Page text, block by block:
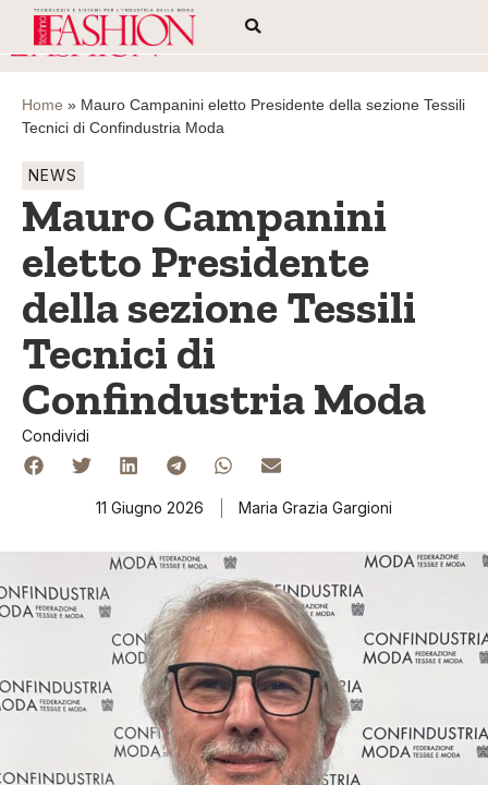
Home » Mauro Campanini eletto Presidente della sezione Tessili
Tecnici di Confindustria Moda
NEWS
Mauro Campanini
eletto Presidente
della sezione Tessili
Tecnici di
Confindustria Moda
Condividi
11 Giugno 2026 Maria Grazia Gargioni